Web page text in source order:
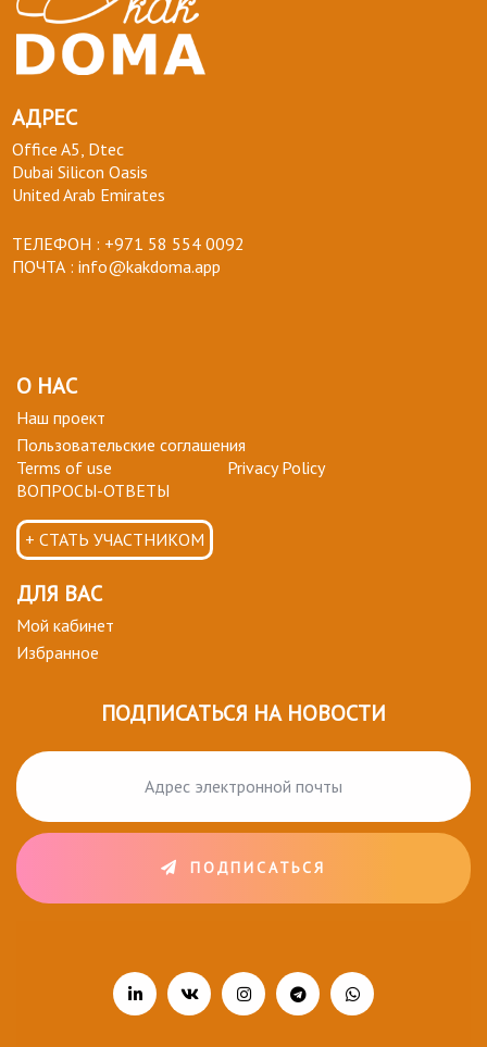
АДРЕС
Office A5, Dtec
Dubai Silicon Oasis
United Arab Emirates
ТЕЛЕФОН : +971 58 554 0092
ПОЧТА : info@kakdoma.app
О НАС
Наш проект
Пользовательские соглашения
Terms of use
Privacy Policy
ВОПРОСЫ-ОТВЕТЫ
+ СТАТЬ УЧАСТНИКОМ
ДЛЯ ВАС
Мой кабинет
Избранное
ПОДПИСАТЬСЯ НА НОВОСТИ
ПОДПИСАТЬСЯ